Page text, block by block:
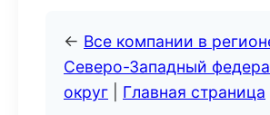
← Все компании в
Северо-Западный
округ
Главная страница